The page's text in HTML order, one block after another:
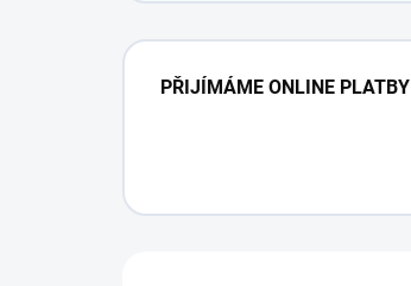
PŘIJÍMÁME ONLINE PLATBY